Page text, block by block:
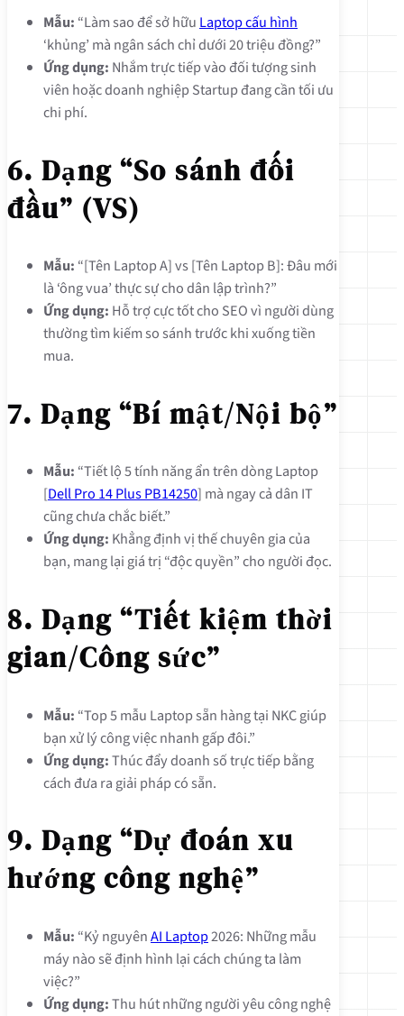
Mẫu: “Làm sao để sở hữu Laptop cấu hình
‘khủng’ mà ngân sách chỉ dưới 20 triệu đồng?”
Ứng dụng: Nhắm trực tiếp vào đối tượng sinh
viên hoặc doanh nghiệp Startup đang cần tối ưu
chi phí.
6. Dạng “So sánh đối
đầu” (VS)
Mẫu: “[Tên Laptop A] vs [Tên Laptop B]: Đâu mới
là ‘ông vua’ thực sự cho dân lập trình?”
Ứng dụng: Hỗ trợ cực tốt cho SEO vì người dùng
thường tìm kiếm so sánh trước khi xuống tiền
mua.
7. Dạng “Bí mật/Nội bộ”
Mẫu: “Tiết lộ 5 tính năng ẩn trên dòng Laptop
[Dell Pro 14 Plus PB14250] mà ngay cả dân IT
cũng chưa chắc biết.”
Ứng dụng: Khẳng định vị thế chuyên gia của
bạn, mang lại giá trị “độc quyền” cho người đọc.
8. Dạng “Tiết kiệm thời
gian/Công sức”
Mẫu: “Top 5 mẫu Laptop sẵn hàng tại NKC giúp
bạn xử lý công việc nhanh gấp đôi.”
Ứng dụng:Thúc đẩy doanh số trực tiếp bằng
cách đưa ra giải pháp có sẵn.
9. Dạng “Dự đoán xu
hướng công nghệ”
Mẫu: “Kỷ nguyênAI Laptop2026: Những mẫu
máy nào sẽ định hình lại cách chúng ta làm
việc?”
Ứng dụng:Thu hút những người yêu công nghệ